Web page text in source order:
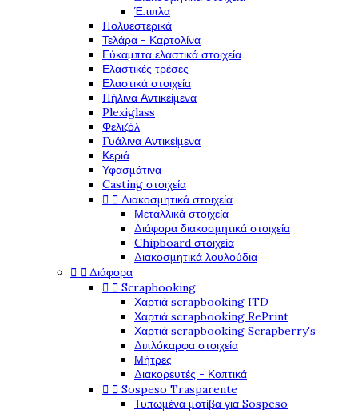
Έπιπλα
Πολυεστερικά
Τελάρα - Καρτολίνα
Εύκαμπτα ελαστικά στοιχεία
Ελαστικές τρέσες
Ελαστικά στοιχεία
Πήλινα Αντικείμενα
Plexiglass
Φελιζόλ
Γυάλινα Αντικείμενα
Κεριά
Υφασμάτινα
Casting στοιχεία
  Διακοσμητικά στοιχεία
Μεταλλικά στοιχεία
Διάφορα διακοσμητικά στοιχεία
Chipboard στοιχεία
Διακοσμητικά λουλούδια
  Διάφορα
  Scrapbooking
Χαρτιά scrapbooking ITD
Χαρτιά scrapbooking RePrint
Χαρτιά scrapbooking Scrapberry's
Διπλόκαρφα στοιχεία
Μήτρες
Διακορευτές - Κοπτικά
  Sospeso Trasparente
Τυπωμένα μοτίβα για Sospeso